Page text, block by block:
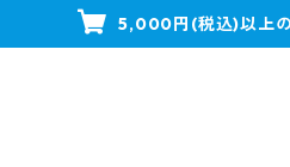
5,000円(税込)以上